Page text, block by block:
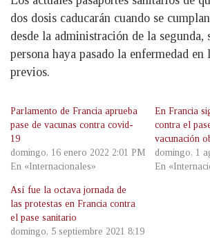
dos dosis caducarán cuando se
desde la administración de la segunda,
persona haya pasado la enfermedad en
previos.
Parlamento de Francia aprueba
pase de vacunas contra covid-
19
domingo, 16 enero 2022 2:01 PM
En «Internacionales»
En Francia
contra el
vacunación
domingo, 1
En
Así fue la octava jornada de
las protestas en Francia contra
el pase sanitario
domingo, 5 septiembre 2021 8:19